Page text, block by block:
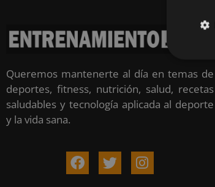
Queremos mantenerte al día en temas de
deportes, fitness, nutrición, salud, recetas
saludables y tecnología aplicada al deporte
y la vida sana.